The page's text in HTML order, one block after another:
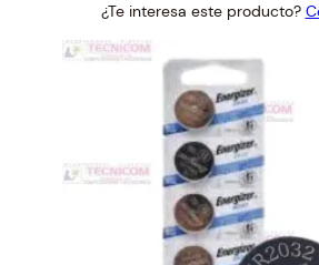
was:
is:
¿Te interesa este producto?